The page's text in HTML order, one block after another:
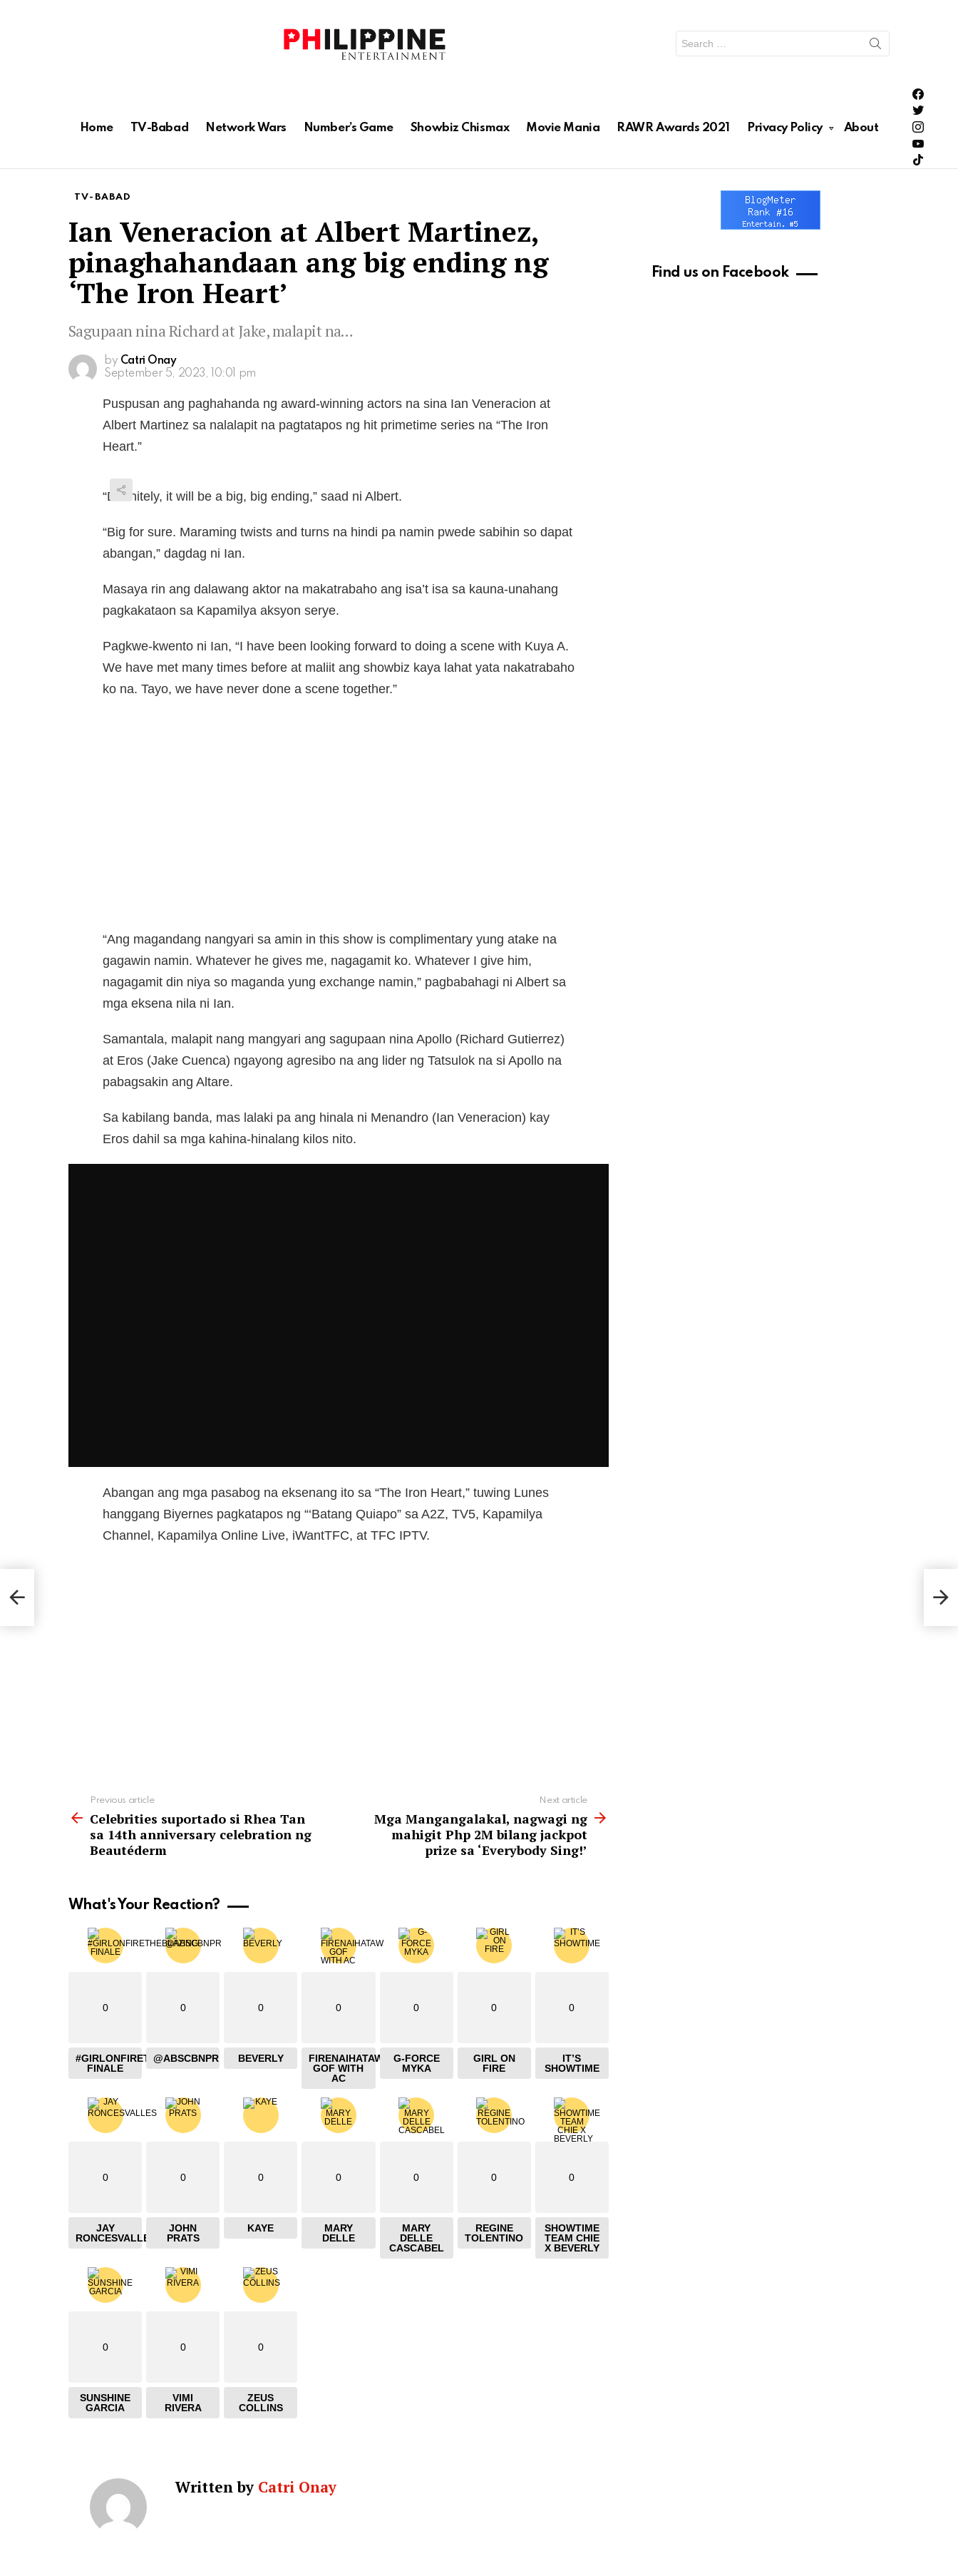
for:
Home TV-Babad Network Wars Number’s Game Showbiz Chismax Movie Mania RAWR Awards 2021 Privacy Policy About
PH
TV-BABAD
Ian Veneracion at Albert Martinez,
pinaghahandaan ang big ending ng
‘The Iron Heart’
Sagupaan nina Richard at Jake, malapit na…
by Catri Onay
September 5, 2023, 10:01 pm
Puspusan ang paghahanda ng award-winning actors na sina Ian Veneracion at
Albert Martinez sa nalalapit na pagtatapos ng hit primetime series na “The Iron
Heart.”
“Definitely, it will be a big, big ending,” saad ni Albert.
“Big for sure. Maraming twists and turns na hindi pa namin pwede sabihin so dapat
abangan,” dagdag ni Ian.
Masaya rin ang dalawang aktor na makatrabaho ang isa’t isa sa kauna-unahang
pagkakataon sa Kapamilya aksyon serye.
Pagkwe-kwento ni Ian, “I have been looking forward to doing a scene with Kuya A.
We have met many times before at maliit ang showbiz kaya lahat yata nakatrabaho
ko na. Tayo, we have never done a scene together.”
“Ang magandang nangyari sa amin in this show is complimentary yung atake na
gagawin namin. Whatever he gives me, nagagamit ko. Whatever I give him,
nagagamit din niya so maganda yung exchange namin,” pagbabahagi ni Albert sa
mga eksena nila ni Ian.
Samantala, malapit nang mangyari ang sagupaan nina Apollo (Richard Gutierrez)
at Eros (Jake Cuenca) ngayong agresibo na ang lider ng Tatsulok na si Apollo na
pabagsakin ang Altare.
Sa kabilang banda, mas lalaki pa ang hinala ni Menandro (Ian Veneracion) kay
Eros dahil sa mga kahina-hinalang kilos nito.
Abangan ang mga pasabog na eksenang ito sa “The Iron Heart,” tuwing Lunes
hanggang Biyernes pagkatapos ng “‘Batang Quiapo” sa A2Z, TV5, Kapamilya
Channel, Kapamilya Online Live, iWantTFC, at TFC IPTV.
more
Previous article
Celebrities suportado si Rhea Tan
sa 14th anniversary celebration ng
Beautéderm
Next article
Mga Mangangalakal, nagwagi ng
mahigit Php 2M bilang jackpot
prize sa ‘Everybody Sing!’
What's Your Reaction?
0
#GIRLONFIRETHEBLAZING
FINALE
0
@ABSCBNPR
0
BEVERLY
0
FIRENAIHATAW
GOF WITH
AC
0
G-FORCE
MYKA
0
GIRL ON
FIRE
0
IT’S
SHOWTIME
0
JAY
RONCESVALLES
0
JOHN
PRATS
0
KAYE
0
MARY
DELLE
0
MARY
DELLE
CASCABEL
0
REGINE
TOLENTINO
0
SHOWTIME
TEAM CHIE
X BEVERLY
0
SUNSHINE
GARCIA
0
VIMI
RIVERA
0
ZEUS
COLLINS
Written by Catri Onay
Find us on Facebook